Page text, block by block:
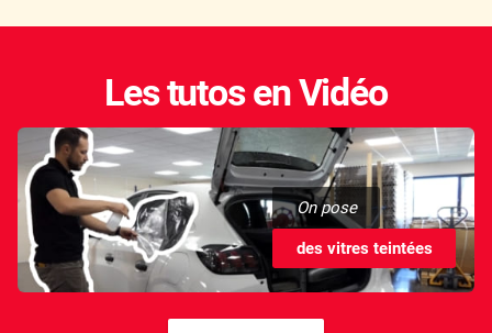
Les tutos en Vidéo
On pose
des vitres teintées